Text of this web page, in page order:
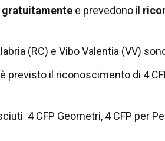
e prevedono il
(RC) e Vibo Valentia (VV)
previsto il riconoscimento di 4
4 CFP Geometri, 4 CFP per